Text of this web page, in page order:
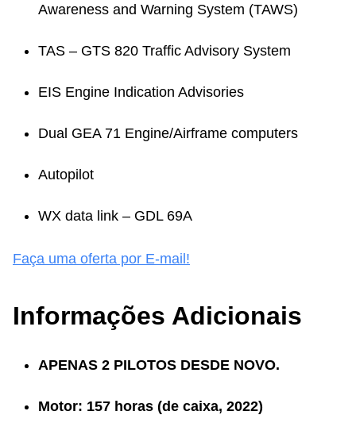
Awareness and Warning System (TAWS)
TAS – GTS 820 Traffic Advisory System
EIS Engine Indication Advisories
Dual GEA 71 Engine/Airframe computers
Autopilot
WX data link – GDL 69A
Faça uma oferta por E-mail!
Informações Adicionais
APENAS 2 PILOTOS DESDE NOVO.
Motor: 157 horas (de caixa, 2022)